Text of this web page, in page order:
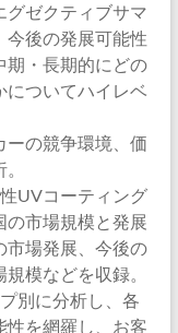
グゼクティブサマ
今後の発展可能性
期・長期的にどの
についてハイレベ
ーの競争環境、価
UVコーティング
の市場規模と発展
市場発展、今後の
模などを収録。
別に分析し、各
性を網羅し、お客